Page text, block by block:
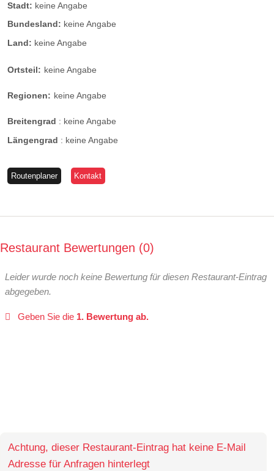
Stadt: keine Angabe
Bundesland: keine Angabe
Land: keine Angabe
Ortsteil: keine Angabe
Regionen: keine Angabe
Breitengrad : keine Angabe
Längengrad : keine Angabe
Routenplaner Kontakt
Restaurant Bewertungen 0
Leider wurde noch keine Bewertung für diesen Restaurant-Eintrag
abgegeben.
Geben Sie die 1. Bewertung ab.
Achtung, dieser Restaurant-Eintrag hat keine E-Mail
Adresse für Anfragen hinterlegt